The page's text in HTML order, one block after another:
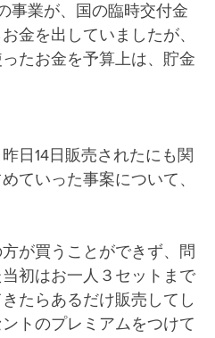
事業が、国の臨時交付金
金を出していましたが、
たお金を予算上は、貯金
日14日販売されたにも関
ていった事案について、
が買うことができず、問
初はお一人３セットまで
たらあるだけ販売してし
トのプレミアムをつけて